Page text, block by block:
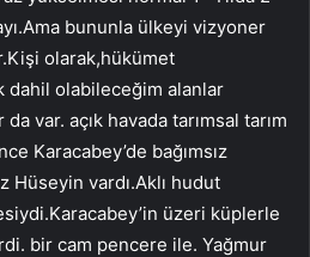
bununla ülkeyi vizyoner
olarak,hükümet
dahil olabileceğim alanlar
var. açık havada tarımsal tarım
Karacabey’de bağımsız
Hüseyin vardı.Aklı hudut
üzeri küplerle
bir cam pencere ile. Yağmur